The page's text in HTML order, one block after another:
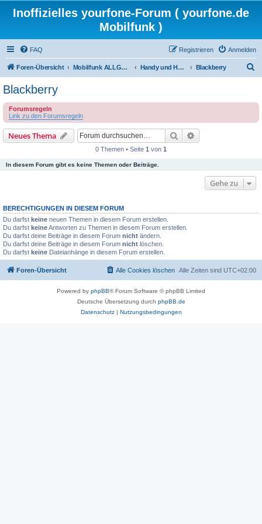
Inoffizielles yourfone-Forum ( yourfone.de
Mobilfunk )
FAQ Anmelden
Registrieren
Foren-Übersicht Mobilfunk ALLGEMEIN Handy und Hardware (Herstellerforen) Blackberry
e
Blackberry
Forumsregeln
Link zu den Forumsregeln
Neues Thema Suche
0 Themen • Seite 1 von 1
In diesem Forum gibt es keine Themen oder Beiträge.
Gehe zu
BERECHTIGUNGEN IN DIESEM FORUM
Du darfst keine neuen Themen in diesem Forum erstellen.
Du darfst keineAntworten zu Themen in diesem Forum erstellen.
Du darfst deine Beiträge in diesem Forum nicht ändern.
Du darfst deine Beiträge in diesem Forum nicht löschen.
Du darfst keine Dateianhänge in diesem Forum erstellen.
Foren-Übersicht Alle Zeiten sind UTC+02:00
Alle Cookies löschen
Powered by phpBB® Forum Software © phpBB Limited
Deutsche Übersetzung durch phpBB.de
Datenschutz| Nutzungsbedingungen